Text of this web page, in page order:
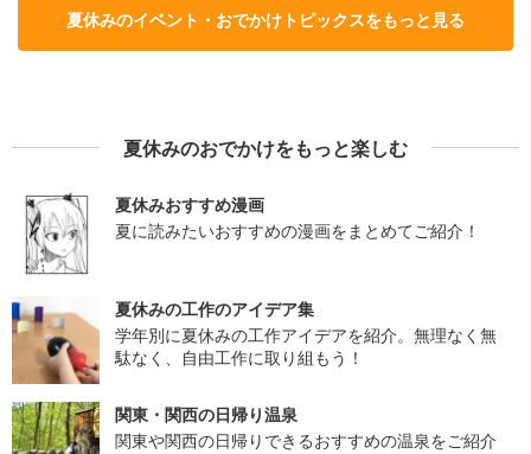
夏休みのイベント・おでかけトピックスをもっと見る
夏休みのおでかけをもっと楽しむ
夏休みおすすめ漫画
夏に読みたいおすすめの漫画をまとめてご紹介！
夏休みの工作のアイデア集
学年別に夏休みの工作アイデアを紹介。無理なく無
駄なく、自由工作に取り組もう！
関東・関西の日帰り温泉
関東や関西の日帰りできるおすすめの温泉をご紹介